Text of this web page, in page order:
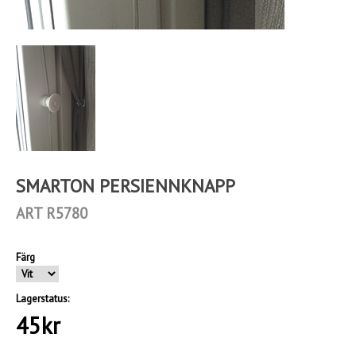
SMARTON PERSIENNKNAPP
ART R5780
Färg
Lagerstatus:
45kr